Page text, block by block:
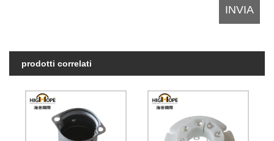
prodotti correlati